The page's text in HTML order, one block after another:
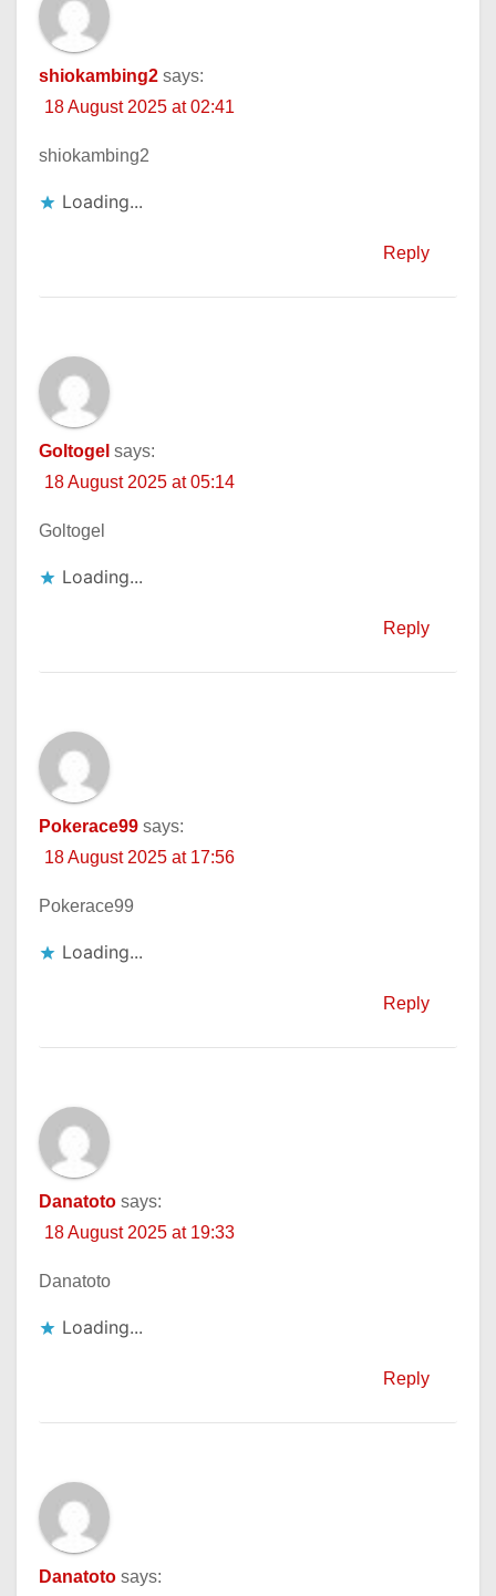
shiokambing2 says:
18 August 2025 at 02:41
shiokambing2
Loading...
Reply
Goltogel says:
18 August 2025 at 05:14
Goltogel
Loading...
Reply
Pokerace99 says:
18 August 2025 at 17:56
Pokerace99
Loading...
Reply
Danatoto says:
18 August 2025 at 19:33
Danatoto
Loading...
Reply
Danatoto says: